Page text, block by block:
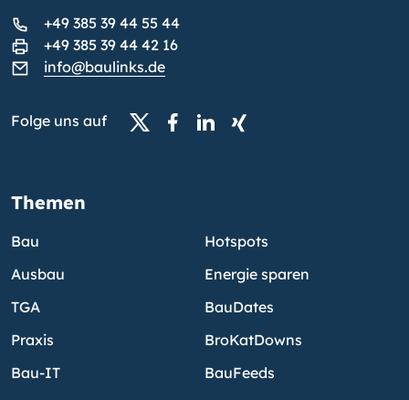
+49 385 39 44 55 44
+49 385 39 44 42 16
info@baulinks.de
Folge uns auf
Themen
Bau
Ausbau
TGA
Praxis
Bau-IT
Hotspots
Energie sparen
BauDates
BroKatDowns
BauFeeds